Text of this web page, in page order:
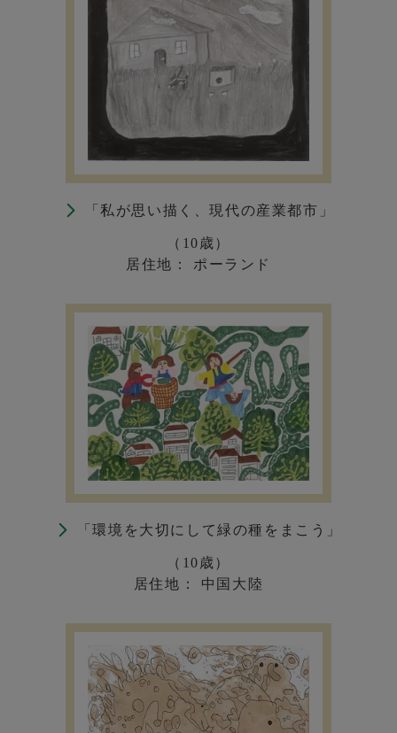
「私が思い描く、現代の産業都市」
（10歳）
居住地： ポーランド
「環境を大切にして緑の種をまこう」
（10歳）
居住地： 中国大陸